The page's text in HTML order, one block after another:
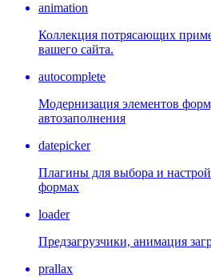
animation
Коллекция потрясающих
вашего сайта.
autocomplete
Модернизация элементов
автозаполнения
datepicker
Плагины для выбора и
формах
loader
Предзагрузчики, анимация
prallax